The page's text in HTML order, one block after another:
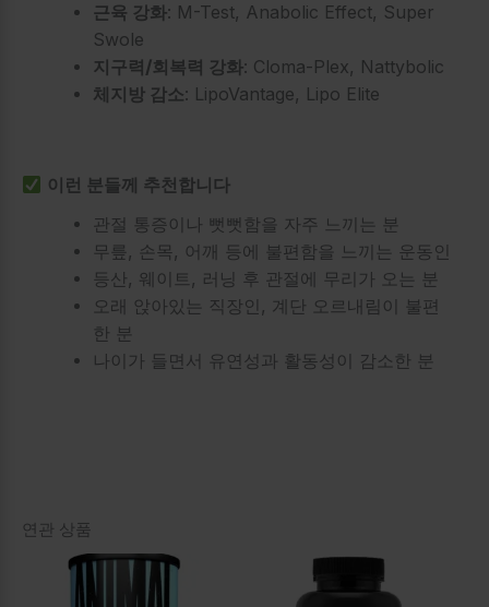
근육 강화: M-Test, Anabolic Effect, Super
Swole
지구력/회복력 강화: Cloma-Plex, Nattybolic
체지방 감소: LipoVantage, Lipo Elite
이런 분들께 추천합니다
관절 통증이나 뻣뻣함을 자주 느끼는 분
무릎, 손목, 어깨 등에 불편함을 느끼는 운동인
등산, 웨이트, 러닝 후 관절에 무리가 오는 분
오래 앉아있는 직장인, 계단 오르내림이 불편
한 분
나이가 들면서 유연성과 활동성이 감소한 분
연관 상품